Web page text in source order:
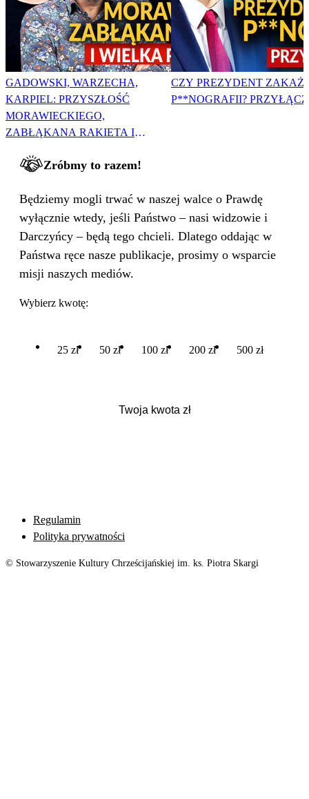
GADOWSKI, WARZECHA,
KARPIEL: PRZYSZŁOŚĆ
MORAWIECKIEGO,
ZABŁĄKANA RAKIETA I
CZY PREZYDENT
P**NOGRAFII?
Zróbmy to razem!
Będziemy mogli trwać w naszej walce o Prawdę
wyłącznie wtedy, jeśli Państwo – nasi widzowie i
Darczyńcy – będą tego chcieli. Dlatego oddając w
Państwa ręce nasze publikacje, prosimy o wsparcie
misji naszych mediów.
Wybierz kwotę:
25 zł 50 zł 100 zł 200 zł 500 zł
Regulamin
Polityka prywatności
© Stowarzyszenie Kultury Chrześcijańskiej im. ks. Piotra Skargi